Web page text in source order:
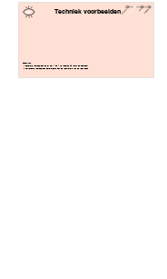
Techniek voorbeelden
Checklist:
Concrete voorbeelden die er niet 1 op 1 te kopiëren zijn vanuit de opdracht.
Herkenbare voorbeelden gerelateerd aan de leefwereld van de leerlingen